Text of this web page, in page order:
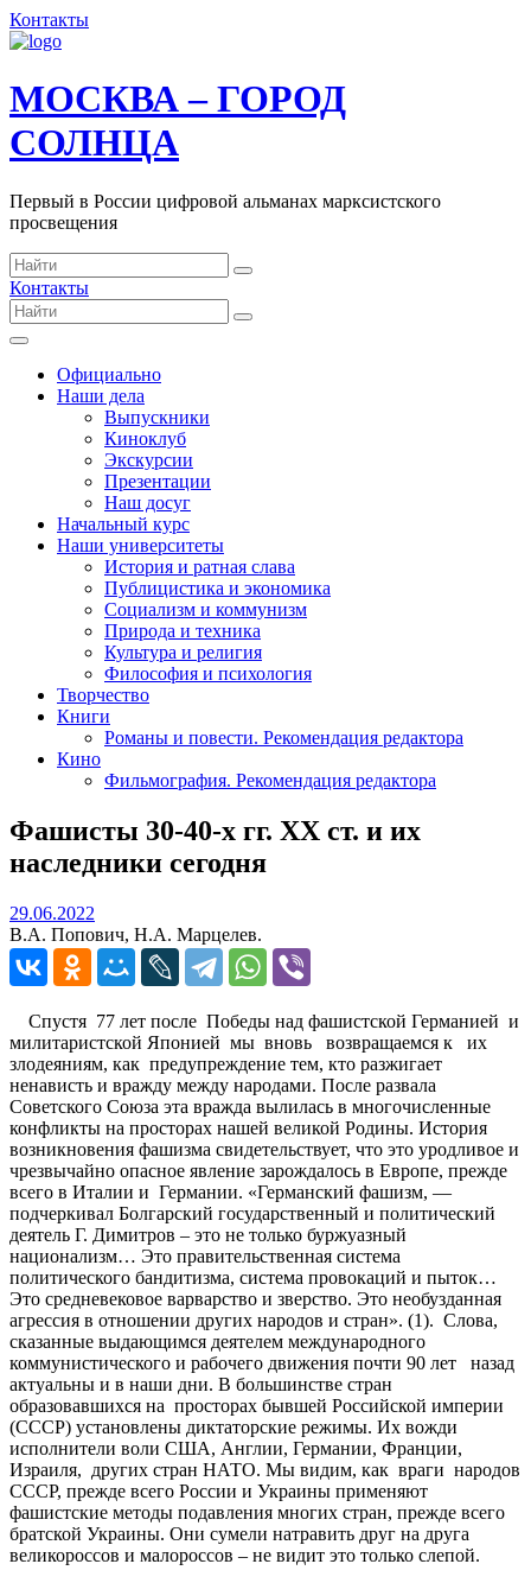
Контакты
МОСКВА – ГОРОД
СОЛНЦА
Первый в России цифровой альманах марксистского
просвещения
Контакты
Официально
Наши дела
Выпускники
Киноклуб
Экскурсии
Презентации
Наш досуг
Начальный курс
Наши университеты
История и ратная слава
Публицистика и экономика
Социализм и коммунизм
Природа и техника
Культура и религия
Философия и психология
Творчество
Книги
Романы и повести. Рекомендация редактора
Кино
Фильмография. Рекомендация редактора
Фашисты 30-40-х гг. ХХ ст. и их
наследники сегодня
29.06.2022
В.А. Попович, Н.А. Марцелев.
Спустя 77 лет после Победы над фашистской Германией и
милитаристской Японией мы вновь возвращаемся к их
злодеяниям, как предупреждение тем, кто разжигает
ненависть и вражду между народами. После развала
Советского Союза эта вражда вылилась в многочисленные
конфликты на просторах нашей великой Родины. История
возникновения фашизма свидетельствует, что это уродливое и
чрезвычайно опасное явление зарождалось в Европе, прежде
всего в Италии и Германии. «Германский фашизм, —
подчеркивал Болгарский государственный и политический
деятель Г. Димитров – это не только буржуазный
национализм… Это правительственная система
политического бандитизма, система провокаций и пыток…
Это средневековое варварство и зверство. Это необузданная
агрессия в отношении других народов и стран». (1). Слова,
сказанные выдающимся деятелем международного
коммунистического и рабочего движения почти 90 лет назад
актуальны и в наши дни. В большинстве стран
образовавшихся на просторах бывшей Российской империи
(СССР) установлены диктаторские режимы. Их вожди
исполнители воли США, Англии, Германии, Франции,
Израиля, других стран НАТО. Мы видим, как враги народов
СССР, прежде всего России и Украины применяют
фашистские методы подавления многих стран, прежде всего
братской Украины. Они сумели натравить друг на друга
великороссов и малороссов – не видит это только слепой.